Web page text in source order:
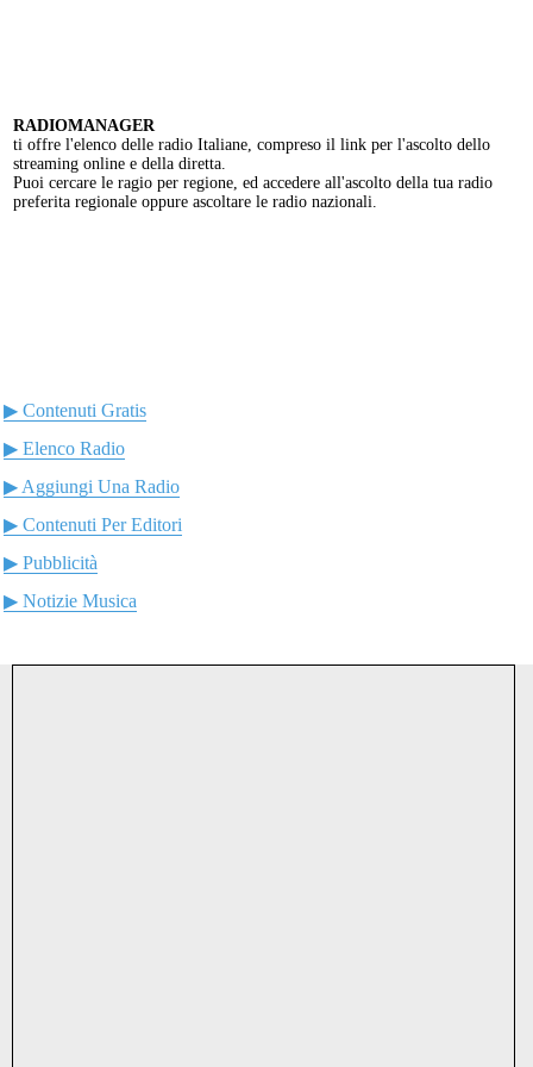
RADIOMANAGER
ti offre l'elenco delle radio Italiane, compreso il link per l'ascolto dello
streaming online e della diretta.
Puoi cercare le ragio per regione, ed accedere all'ascolto della tua radio
preferita regionale oppure ascoltare le radio nazionali.
▶ Contenuti Gratis
▶ Elenco Radio
▶ Aggiungi Una Radio
▶ Contenuti Per Editori
▶ Pubblicità
▶ Notizie Musica